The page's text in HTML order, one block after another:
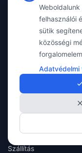
MOBIL ALKALMAZÁS
Töltse le díjmentes
kiszolgálásért!
✓ Tervezhető időpontok
✓ Átlátható szerelési
ÁSZF
Szállítás
felhasználói
sütik
közösségi
Adatvédelmi